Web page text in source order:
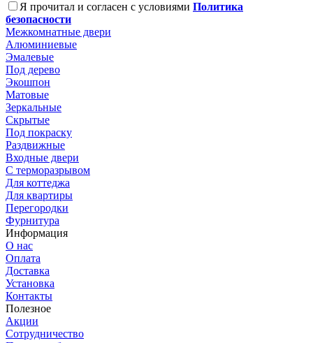
Я прочитал и согласен с условиями Политика
безопасности
Межкомнатные двери
Алюминиевые
Эмалевые
Под дерево
Экошпон
Матовые
Зеркальные
Скрытые
Под покраску
Раздвижные
Входные двери
С терморазрывом
Для коттеджа
Для квартиры
Перегородки
Фурнитура
Информация
О нас
Оплата
Доставка
Установка
Контакты
Полезное
Акции
Сотрудничество